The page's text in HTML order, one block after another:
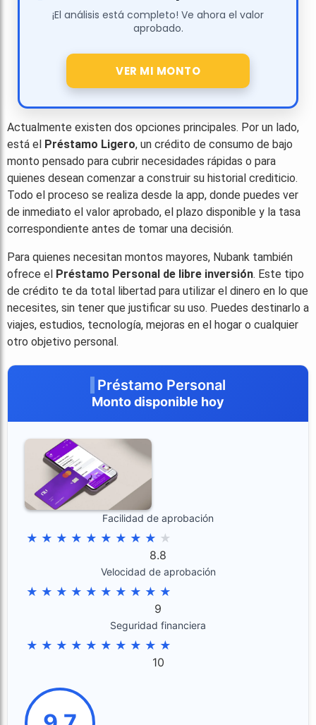
¡El análisis está completo! Ve ahora el valor
aprobado.
VER MI MONTO
Actualmente existen dos opciones principales. Por un lado,
está el Préstamo Ligero, un crédito de consumo de bajo
monto pensado para cubrir necesidades rápidas o para
quienes desean comenzar a construir su historial crediticio.
Todo el proceso se realiza desde la app, donde puedes ver
de inmediato el valor aprobado, el plazo disponible y la tasa
correspondiente antes de tomar una decisión.
Para quienes necesitan montos mayores, Nubank también
ofrece el Préstamo Personal de libre inversión. Este tipo
de crédito te da total libertad para utilizar el dinero en lo que
necesites, sin tener que justificar su uso. Puedes destinarlo a
viajes, estudios, tecnología, mejoras en el hogar o cualquier
otro objetivo personal.
Préstamo Personal
Monto disponible hoy
Facilidad de aprobación
★ ★ ★ ★ ★ ★ ★ ★ ★ ★
8.8
Velocidad de aprobación
★ ★ ★ ★ ★ ★ ★ ★ ★ ★
9
Seguridad financiera
★ ★ ★ ★ ★ ★ ★ ★ ★ ★
10